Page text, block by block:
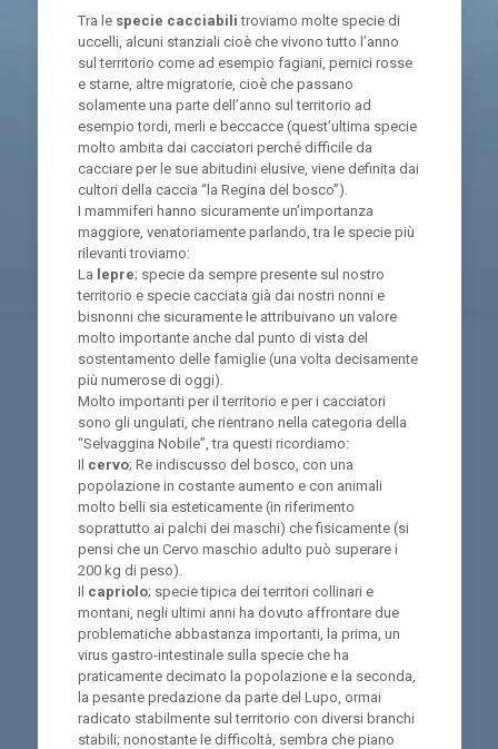
Tra le specie cacciabili troviamo molte specie di
uccelli, alcuni stanziali cioè che vivono tutto l’anno
sul territorio come ad esempio fagiani, pernici rosse
e starne, altre migratorie, cioè che passano
solamente una parte dell’anno sul territorio ad
esempio tordi, merli e beccacce (quest’ultima specie
molto ambita dai cacciatori perché difficile da
cacciare per le sue abitudini elusive, viene definita dai
cultori della caccia “la Regina del bosco”).
I mammiferi hanno sicuramente un’importanza
maggiore, venatoriamente parlando, tra le specie più
rilevanti troviamo:
La lepre; specie da sempre presente sul nostro
territorio e specie cacciata già dai nostri nonni e
bisnonni che sicuramente le attribuivano un valore
molto importante anche dal punto di vista del
sostentamento delle famiglie (una volta decisamente
più numerose di oggi).
Molto importanti per il territorio e per i cacciatori
sono gli ungulati, che rientrano nella categoria della
“Selvaggina Nobile”, tra questi ricordiamo:
Il cervo; Re indiscusso del bosco, con una
popolazione in costante aumento e con animali
molto belli sia esteticamente (in riferimento
soprattutto ai palchi dei maschi) che fisicamente (si
pensi che un Cervo maschio adulto può superare i
200 kg di peso).
Il capriolo; specie tipica dei territori collinari e
montani, negli ultimi anni ha dovuto affrontare due
problematiche abbastanza importanti, la prima, un
virus gastro-intestinale sulla specie che ha
praticamente decimato la popolazione e la seconda,
la pesante predazione da parte del Lupo, ormai
radicato stabilmente sul territorio con diversi branchi
stabili; nonostante le difficoltà, sembra che piano